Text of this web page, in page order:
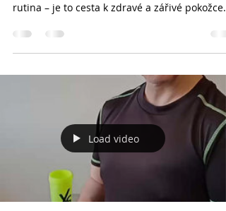
rutina – je to cesta k zdravé a zářivé
Load video